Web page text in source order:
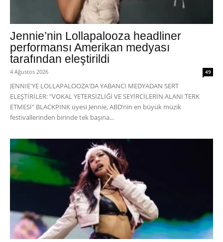
Jennie’nin Lollapalooza headliner
performansı Amerikan medyası
tarafından eleştirildi
4 Ağustos 2026 49
JENNIE'YE LOLLAPALOOZA'DA YABANCI MEDYADAN SERT
ELEŞTİRİLER: "VOKAL YETERSİZLİĞİ VE SEYİRCİLERİN ALANI TERK
ETMESİ" BLACKPINK üyesi Jennie, ABD’nin en büyük müzik
festivallerinden birinde tek başına...